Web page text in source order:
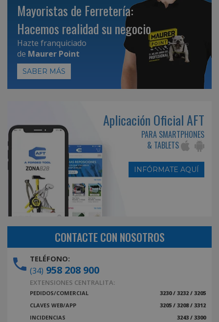
Mayoristas de Ferretería:
Hacemos realidad su negocio
Hazte franquiciado
de Maurer Point
SABER MÁS
Aplicación Oficial AFT
PARA SMARTPHONES
& TABLETS
INFÓRMATE AQUÍ
CONTACTE CON NOSOTROS
TELÉFONO:
(34) 958 208 900
EXTENSIONES CENTRALITA:
PEDIDOS/COMERCIAL
3230 / 3232 / 3205
CLAVES WEB/APP
3205 / 3208 / 3312
INCIDENCIAS
3243 / 3300